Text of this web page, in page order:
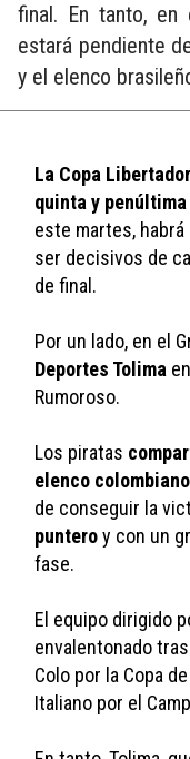
final. En tanto, en
estará pendiente
y el elenco
La Copa
quinta y
este martes,
ser decisivos de
de final.
Por un lado, en el
Deportes Tolima
Rumoroso.
Los piratas
elenco
de conseguir la
puntero y con un
fase.
El equipo dirigido
envalentonado
Colo por la Copa
Italiano por el